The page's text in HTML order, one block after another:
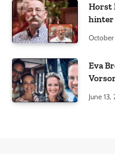
Horst
hinter
Eva
June